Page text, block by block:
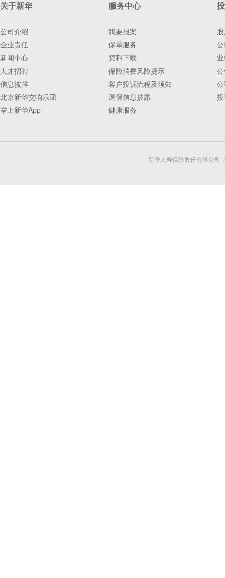
关于新华
公司介绍
企业责任
新闻中心
人才招聘
信息披露
北京新华交响乐团
掌上新华App
服务中心
我要报案
保单服务
资料下载
保险消费风险提示
客户投诉流程及须知
退保信息披露
健康服务
新华人寿保险股份有限公